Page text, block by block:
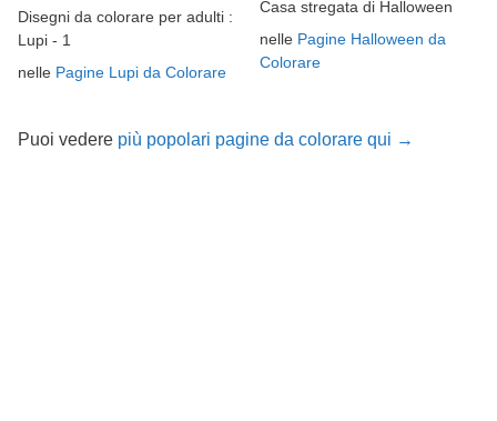
Disegni da colorare per adulti :
Lupi - 1
nelle Pagine Lupi da Colorare
Casa stregata di Halloween
nelle Pagine Halloween da
Colorare
Puoi vedere più popolari pagine da colorare qui →